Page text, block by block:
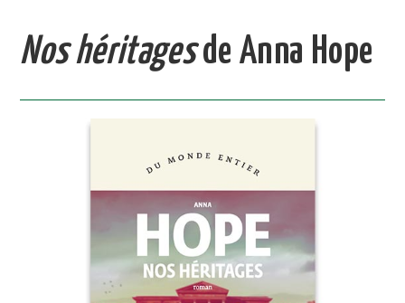
Nos héritagesde Anna Hope